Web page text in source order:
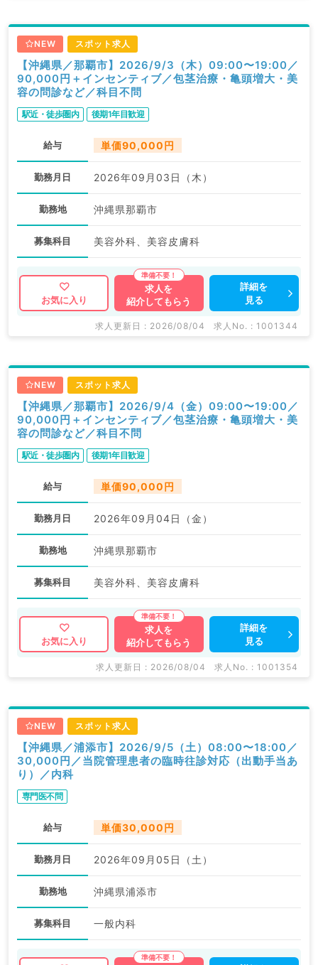
NEW スポット求人
【沖縄県／那覇市】2026/9/3（木）09:00〜19:00／
90,000円＋インセンティブ／包茎治療・亀頭増大・美
容の問診など／科目不問
駅近・徒歩圏内 後期1年目歓迎
給与 単価90,000円
勤務月日 2026年09月03日（木）
勤務地 沖縄県那覇市
募集科目 美容外科、美容皮膚科
お気に入り
求人を
紹介してもらう
詳細を
見る
求人更新日 : 2026/08/04 求人No. : 1001344
NEW スポット求人
【沖縄県／那覇市】2026/9/4（金）09:00〜19:00／
90,000円＋インセンティブ／包茎治療・亀頭増大・美
容の問診など／科目不問
駅近・徒歩圏内 後期1年目歓迎
給与 単価90,000円
勤務月日 2026年09月04日（金）
勤務地 沖縄県那覇市
募集科目 美容外科、美容皮膚科
お気に入り
求人を
紹介してもらう
詳細を
見る
求人更新日 : 2026/08/04 求人No. : 1001354
NEW スポット求人
【沖縄県／浦添市】2026/9/5（土）08:00〜18:00／
30,000円／当院管理患者の臨時往診対応（出動手当あ
り）／内科
専門医不問
給与 単価30,000円
勤務月日 2026年09月05日（土）
勤務地 沖縄県浦添市
募集科目 一般内科